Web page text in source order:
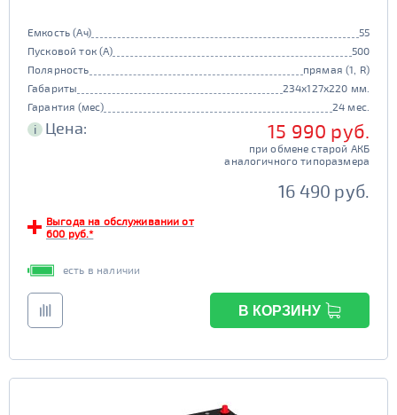
Емкость (Ач)
55
Пусковой ток (А)
500
Полярность
прямая (1, R)
Габариты
234x127x220 мм.
Гарантия (мес)
24 мес.
i Цена: 15 990 руб.
при обмене старой АКБ
аналогичного типоразмера
16 490 руб.
Выгода на обслуживании от
600 руб.*
есть в наличии
В КОРЗИНУ